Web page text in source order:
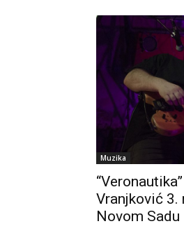
Muzika
Vranjković 3.
Novom Sadu